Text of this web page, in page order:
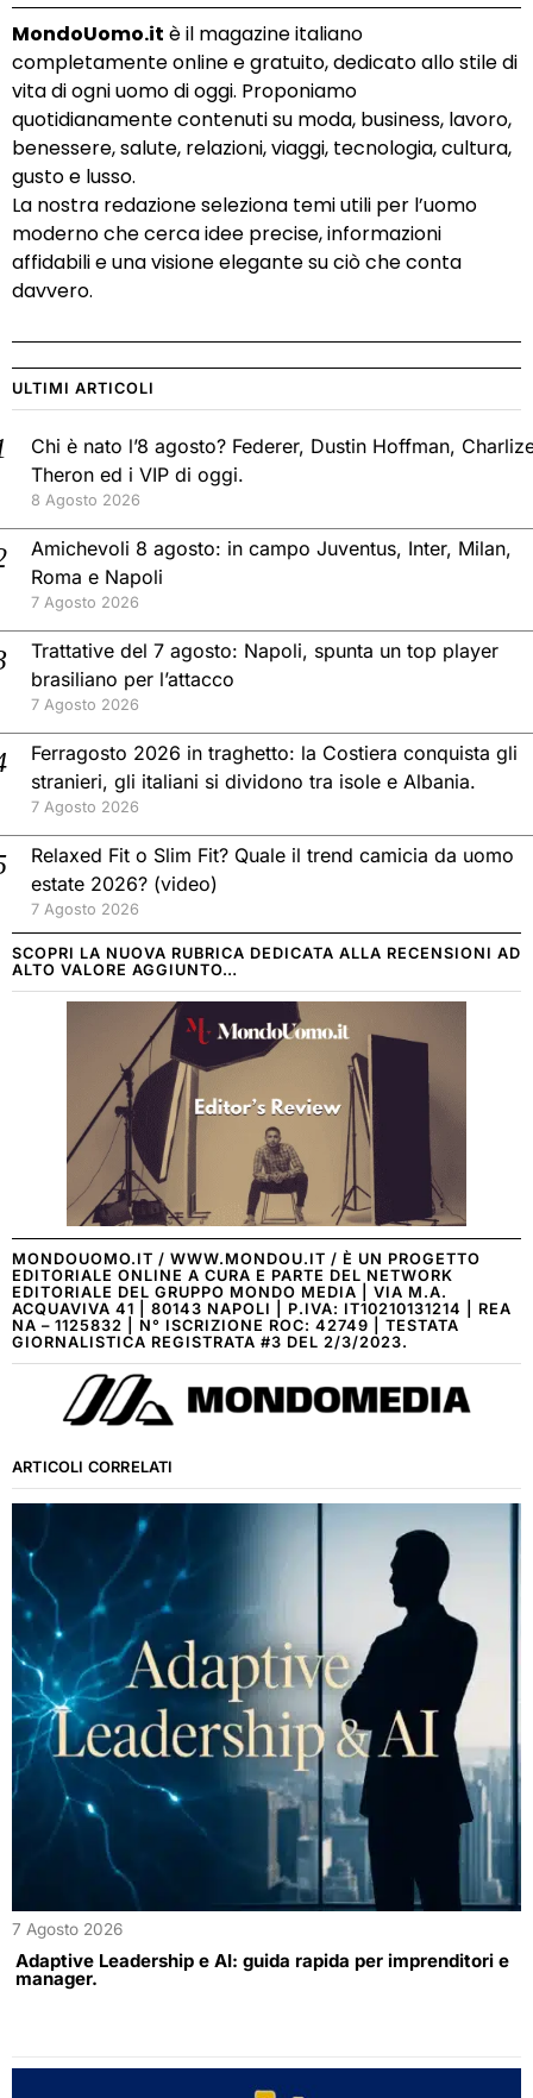
MondoUomo.it è il magazine italiano
completamente online e gratuito, dedicato allo stile di
vita di ogni uomo di oggi. Proponiamo
quotidianamente contenuti su moda, business, lavoro,
benessere, salute, relazioni, viaggi, tecnologia, cultura,
gusto e lusso.
La nostra redazione seleziona temi utili per l’uomo
moderno che cerca idee precise, informazioni
affidabili e una visione elegante su ciò che conta
davvero.
ULTIMI ARTICOLI
Chi è nato l’8 agosto? Federer, Dustin Hoffman,
Theron ed i VIP di oggi.
8 Agosto 2026
Amichevoli 8 agosto: in campo Juventus, Inter, Milan,
Roma e Napoli
7 Agosto 2026
Trattative del 7 agosto: Napoli, spunta un top player
brasiliano per l’attacco
7 Agosto 2026
Ferragosto 2026 in traghetto: la Costiera conquista gli
stranieri, gli italiani si dividono tra isole e Albania.
7 Agosto 2026
Relaxed Fit o Slim Fit? Quale il trend camicia da uomo
estate 2026? (video)
7 Agosto 2026
SCOPRI LA NUOVA RUBRICA DEDICATA ALLA RECENSIONI AD
ALTO VALORE AGGIUNTO…
MONDOUOMO.IT / WWW.MONDOU.IT / È UN PROGETTO
EDITORIALE ONLINE A CURA E PARTE DEL NETWORK
EDITORIALE DEL GRUPPO MONDO MEDIA | VIA M.A.
ACQUAVIVA 41 | 80143 NAPOLI | P.IVA: IT10210131214 | REA
NA – 1125832 | N° ISCRIZIONE ROC: 42749 | TESTATA
GIORNALISTICA REGISTRATA #3 DEL 2/3/2023.
ARTICOLI CORRELATI
7 Agosto 2026
Adaptive Leadership e AI: guida rapida per imprenditori e
manager.